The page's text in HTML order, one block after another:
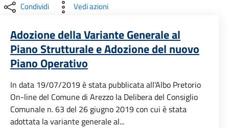
Condividi Vedi azioni
Adozione della Variante Generale al
Piano Strutturale e Adozione del nuovo
Piano Operativo
In data 19/07/2019 è stata pubblicata all'Albo Pretorio
On-line del Comune di Arezzo la Delibera del Consiglio
Comunale n. 63 del 26 giugno 2019 con cui è stata
adottata la variante generale al...